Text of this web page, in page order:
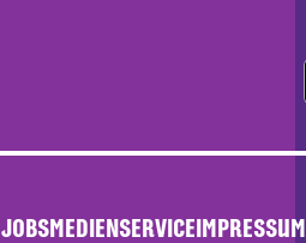
JOBSMEDIENSERVICEIMPRESSUM